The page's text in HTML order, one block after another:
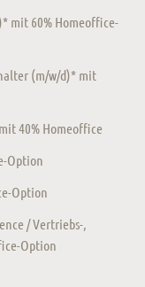
mit 60% Homeoffice-
(m/w/d)* mit
40% Homeoffice
Option
Option
/ Vertriebs-,
Option